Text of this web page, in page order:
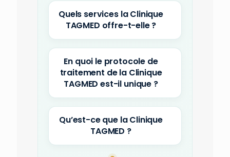
Quels services la Clinique
TAGMED offre-t-elle ?
En quoi le protocole de
traitement de la Clinique
TAGMED est-il unique ?
Qu’est-ce que la Clinique
TAGMED ?